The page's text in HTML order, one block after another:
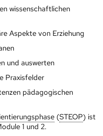
wissenschaftlichen
Aspekte von Erziehung
und auswerten
Praxisfelder
pädagogischen
(STEOP) ist
1 und 2.